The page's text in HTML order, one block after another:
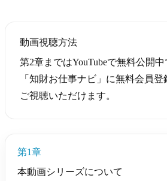
動画視聴方法
第2章まではYouTubeで無料公開
「知財お仕事ナビ」に無料会員
ご視聴いただけます。
第1章
本動画シリーズについて